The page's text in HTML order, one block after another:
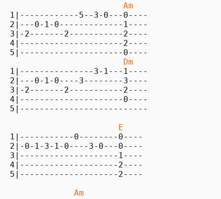
                       Am
1|------------5--3-0---0----
2|---0-1-0-------------1----
3|-2-------2-----------2----
4|---------------------2----
5|---------------------0----
Dm
1|---------------3-1---1----
2|---0-1-0----3--------3----
3|-2-------2-----------2----
4|---------------------0----
5|--------------------------
E
1|-----------0--------0----
2|-0-1-3-1-0----3-0---0----
3|--------------------1----
4|--------------------2----
5|--------------------2----
Am